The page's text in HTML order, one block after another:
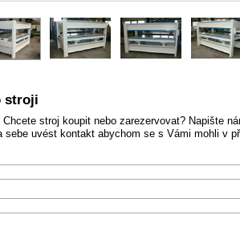
stroji
stroj koupit nebo zarezervovat? Napište
sebe uvést kontakt abychom se s Vámi mohli v